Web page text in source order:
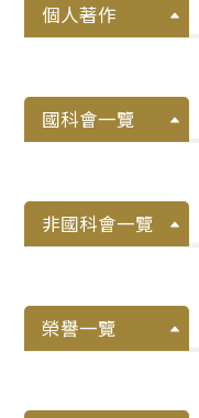
個人著作
國科會一覽
非國科會一覽
榮譽一覽